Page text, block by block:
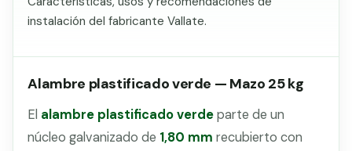
instalación del fabricante Vallate.
Alambre plastificado verde — Mazo 25 kg
El alambre plastificado verdeparte de un
núcleo galvanizado de 1,80 mm recubierto con